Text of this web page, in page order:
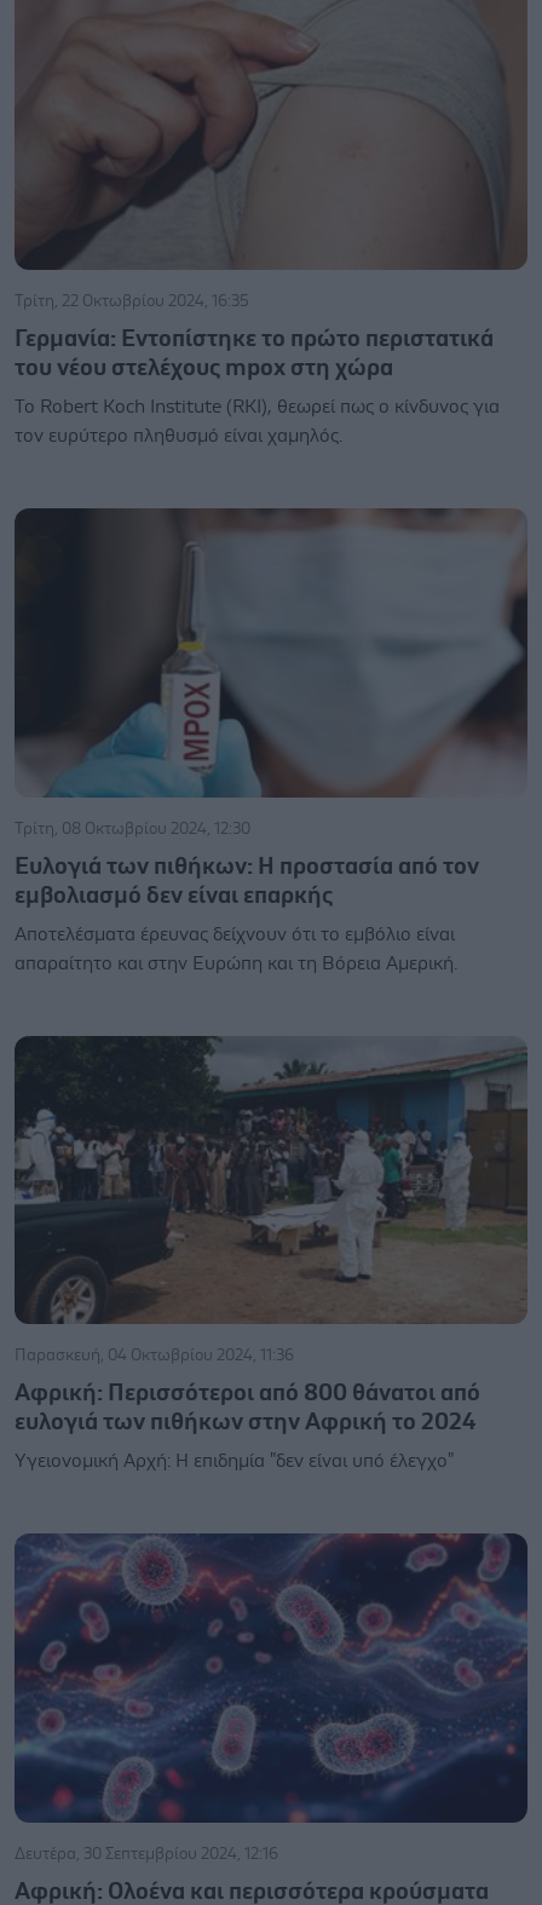
Τρίτη, 22 Οκτωβρίου 2024, 16:35
Γερμανία: Εντοπίστηκε το πρώτο περιστατικά
του νέου στελέχους mpox στη χώρα
Το Robert Koch Institute (RKI), θεωρεί πως ο κίνδυνος για
τον ευρύτερο πληθυσμό είναι χαμηλός.
Τρίτη, 08 Οκτωβρίου 2024, 12:30
Ευλογιά των πιθήκων: Η προστασία από τον
εμβολιασμό δεν είναι επαρκής
Αποτελέσματα έρευνας δείχνουν ότι το εμβόλιο είναι
απαραίτητο και στην Ευρώπη και τη Βόρεια Αμερική.
Παρασκευή, 04 Οκτωβρίου 2024, 11:36
Αφρική: Περισσότεροι από 800 θάνατοι από
ευλογιά των πιθήκων στην Αφρική το 2024
Υγειονομική Αρχή: Η επιδημία "δεν είναι υπό έλεγχο"
Δευτέρα, 30 Σεπτεμβρίου 2024, 12:16
Aφρική: Ολοένα και περισσότερα κρούσματα